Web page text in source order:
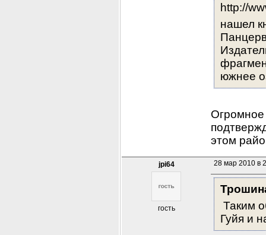
http://
нашел
южнее
этом
jpi64
гость
28 мар 2010 в
Таким
Гуйя и